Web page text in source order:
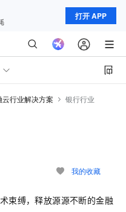
打开 APP
云行业解决方案 银行行业
我的收藏
束缚，释放源源不断的金融